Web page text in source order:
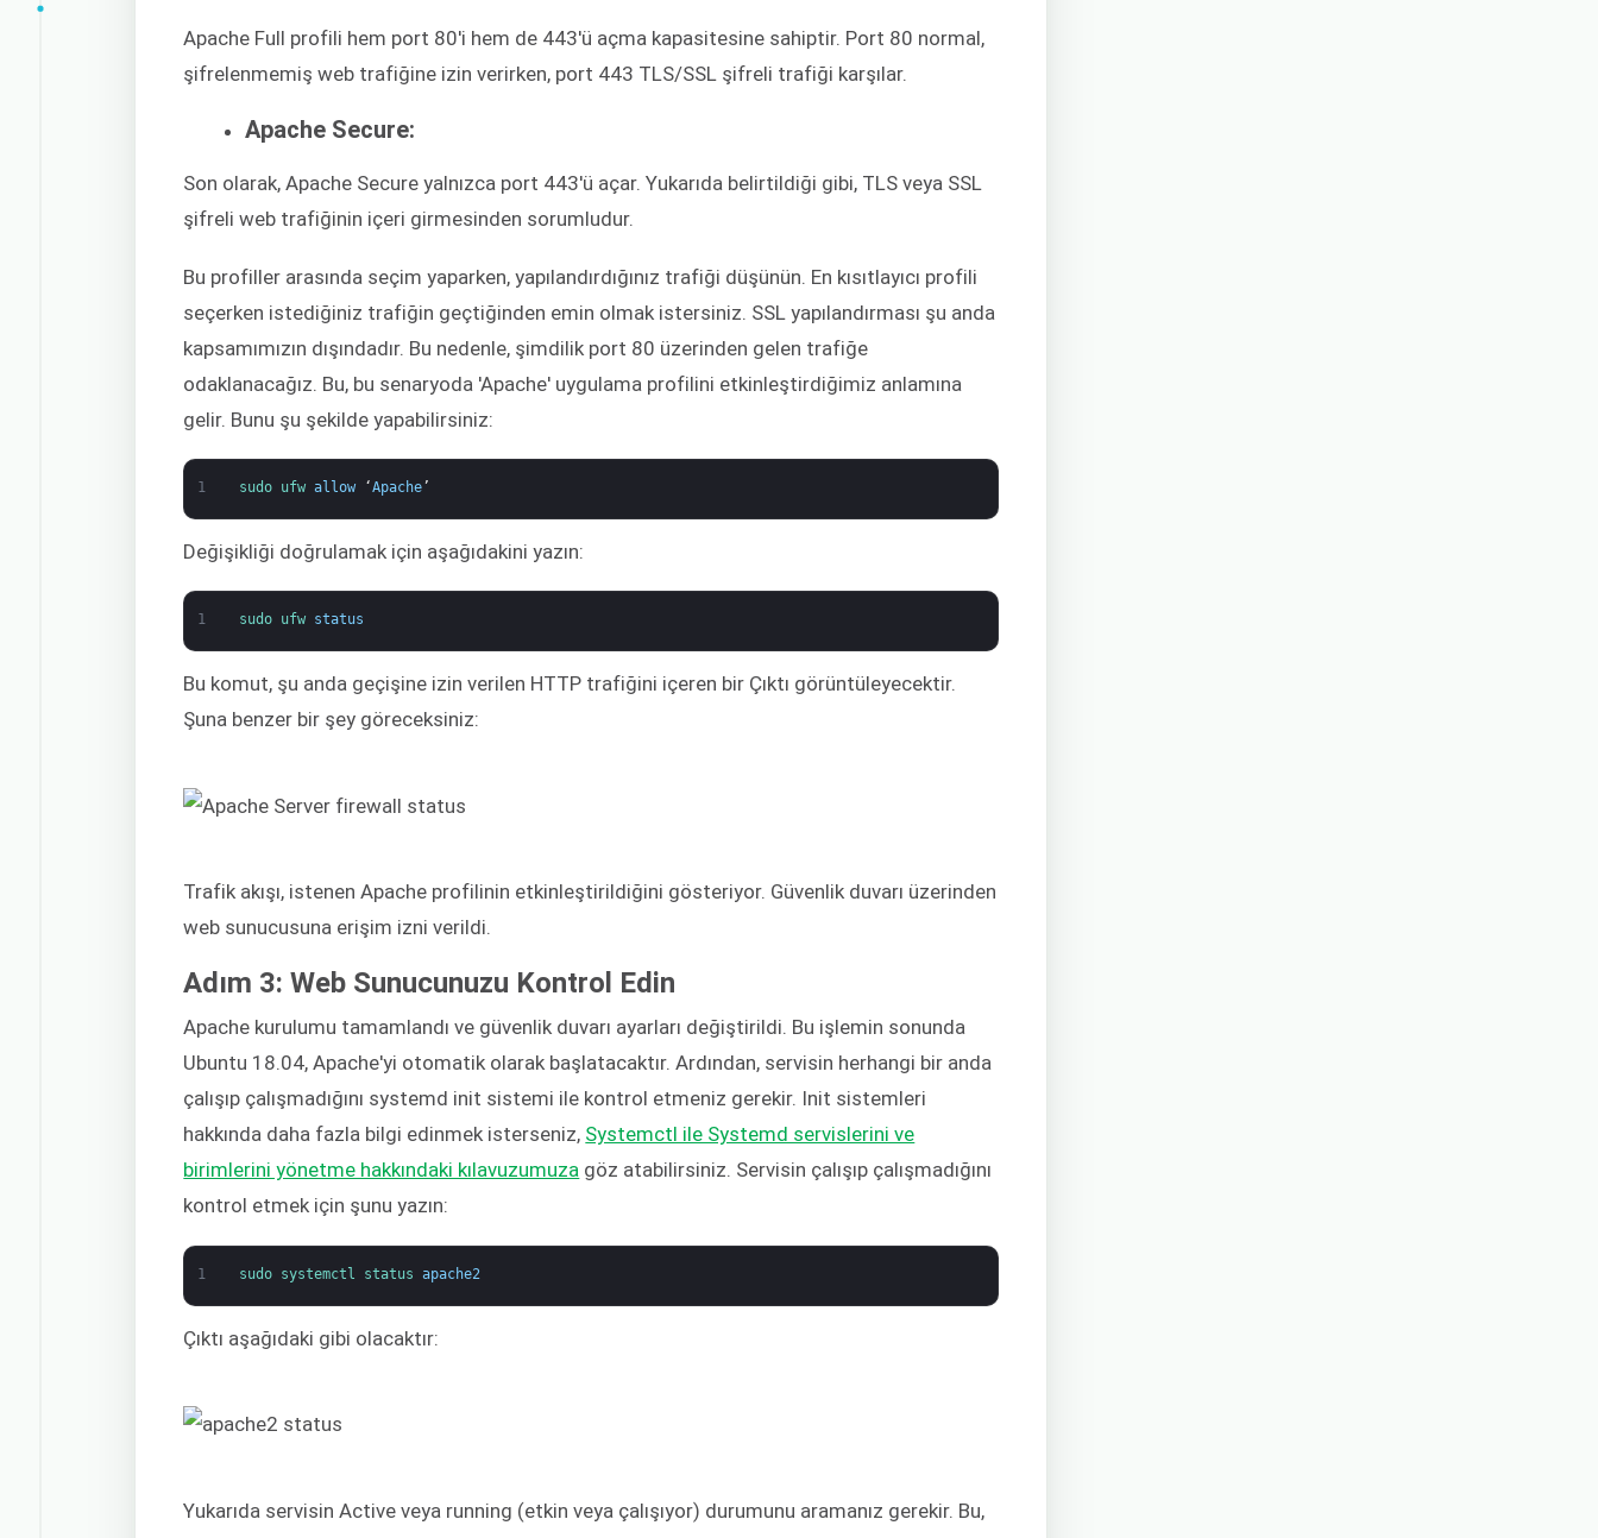
Apache Full profili hem port 80'i hem de 443'ü açma kapasitesine sahiptir. Port 80 normal,
şifrelenmemiş web trafiğine izin verirken, port 443 TLS/SSL şifreli trafiği karşılar.
Apache Secure:
Son olarak, Apache Secure yalnızca port 443'ü açar. Yukarıda belirtildiği gibi, TLS veya SSL
şifreli web trafiğinin içeri girmesinden sorumludur.
Bu profiller arasında seçim yaparken, yapılandırdığınız trafiği düşünün. En kısıtlayıcı profili
seçerken istediğiniz trafiğin geçtiğinden emin olmak istersiniz. SSL yapılandırması şu anda
kapsamımızın dışındadır. Bu nedenle, şimdilik port 80 üzerinden gelen trafiğe
odaklanacağız. Bu, bu senaryoda 'Apache' uygulama profilini etkinleştirdiğimiz anlamına
gelir. Bunu şu şekilde yapabilirsiniz:
1 sudo ufw allow ‘Apache’
Değişikliği doğrulamak için aşağıdakini yazın:
1 sudo ufw status
Bu komut, şu anda geçişine izin verilen HTTP trafiğini içeren bir Çıktı görüntüleyecektir.
Şuna benzer bir şey göreceksiniz:
Trafik akışı, istenen Apache profilinin etkinleştirildiğini gösteriyor. Güvenlik duvarı üzerinden
web sunucusuna erişim izni verildi.
Adım 3: Web Sunucunuzu Kontrol Edin
Apache kurulumu tamamlandı ve güvenlik duvarı ayarları değiştirildi. Bu işlemin sonunda
Ubuntu 18.04, Apache'yi otomatik olarak başlatacaktır. Ardından, servisin herhangi bir anda
çalışıp çalışmadığını systemd init sistemi ile kontrol etmeniz gerekir. Init sistemleri
hakkında daha fazla bilgi edinmek isterseniz, Systemctl ile Systemd servislerini ve
birimlerini yönetme hakkındaki kılavuzumuza göz atabilirsiniz. Servisin çalışıp çalışmadığını
kontrol etmek için şunu yazın:
1 sudo systemctl status apache2
Çıktı aşağıdaki gibi olacaktır:
Yukarıda servisin Active veya running (etkin veya çalışıyor) durumunu aramanız gerekir. Bu,